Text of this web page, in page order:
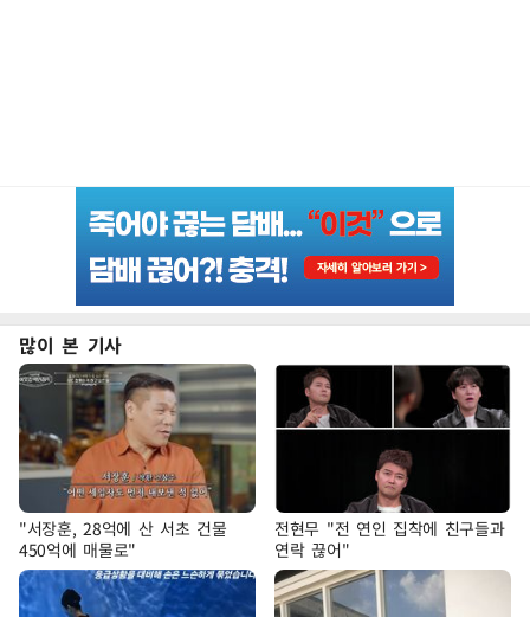
많이 본 기사
"서장훈, 28억에 산 서초 건물
450억에 매물로"
전현무 "전 연인 집착에 친구들과
연락 끊어"